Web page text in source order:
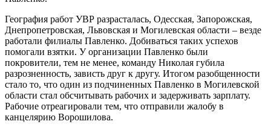
География работ УВР разрасталась, Одесская, Запорожская,
Днепропетровская, Львовская и Могилевская области – везде
работали филиалы Павленко. Добиваться таких успехов
помогали взятки. У организации Павленко были
покровители, тем не менее, команду Николая губила
разрозненность, зависть друг к другу. Итогом разобщенности
стало то, что один из подчиненных Павленко в Могилевской
области стал обсчитывать рабочих и задерживать зарплату.
Рабочие отреагировали тем, что отправили жалобу в
канцелярию Ворошилова.